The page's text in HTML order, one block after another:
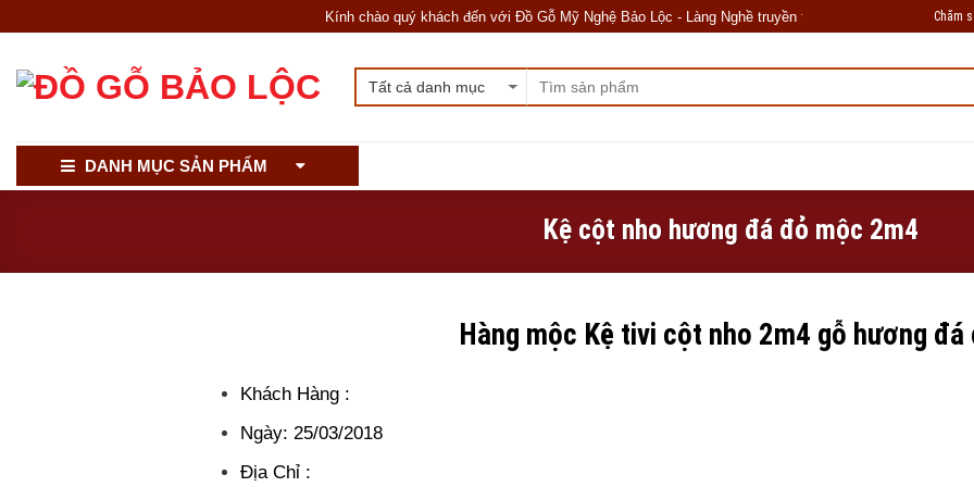
content
Kính chào quý khách đến với Đồ Gỗ Mỹ Nghệ Bảo Lộc - Làng Nghề truyền thống Châu Phong, Liên Hà,
Chăm
DANH MỤC SẢN PHẨM
Kệ cột nho hương đá đỏ mộc 2m4
Hàng mộc Kệ tivi cột nho 2m4 gỗ hương đá
Khách Hàng :
Ngày: 25/03/2018
Địa Chỉ :